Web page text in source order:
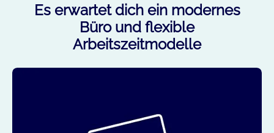
Es erwartet dich ein modernes
Büro und flexible
Arbeitszeitmodelle